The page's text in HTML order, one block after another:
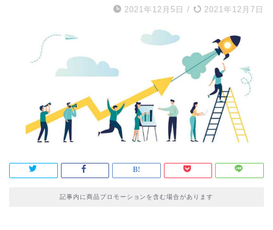
2021年12月5日 / 2021年12月7日
記事内に商品プロモーションを含む場合があります